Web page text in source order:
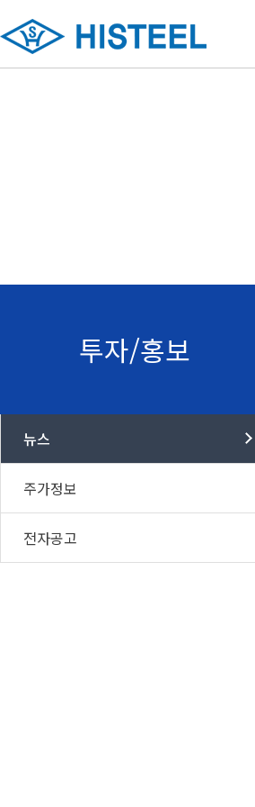
투자/홍보
뉴스
주가정보
전자공고